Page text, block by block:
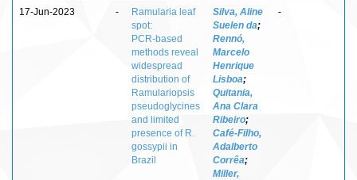
17-Jun-2023 -
Ramularia leaf
spot:
PCR‑based
methods reveal
widespread
distribution of
Ramulariopsis
pseudoglycines
and limited
presence of R.
gossypii in
Brazil
Silva, Aline
Suelen da;
Rennó,
Marcelo
Henrique
Lisboa;
Quitania,
Ana Clara
Ribeiro;
Café‑Filho,
Adalberto
Corrêa;
Miller,
-